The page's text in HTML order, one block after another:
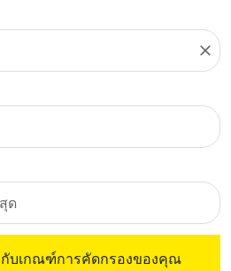
close
บเกณฑ์การคัดกรองของคุณ